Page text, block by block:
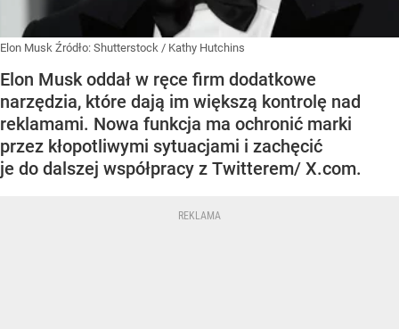
Elon Musk Źródło: Shutterstock / Kathy Hutchins
Elon Musk oddał w ręce firm dodatkowe
narzędzia, które dają im większą kontrolę nad
reklamami. Nowa funkcja ma ochronić marki
przez kłopotliwymi sytuacjami i zachęcić
je do dalszej współpracy z Twitterem/ X.com.